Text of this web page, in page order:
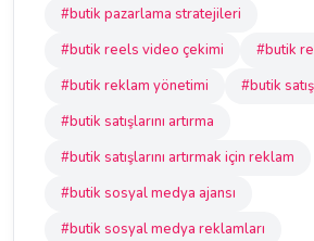
#butik pazarlama stratejileri
#butik reels video çekimi
#butik
#butik reklam yönetimi
#butik
#butik satışlarını artırma
#butik satışlarını artırmak için reklam
#butik sosyal medya ajansı
#butik sosyal medya reklamları